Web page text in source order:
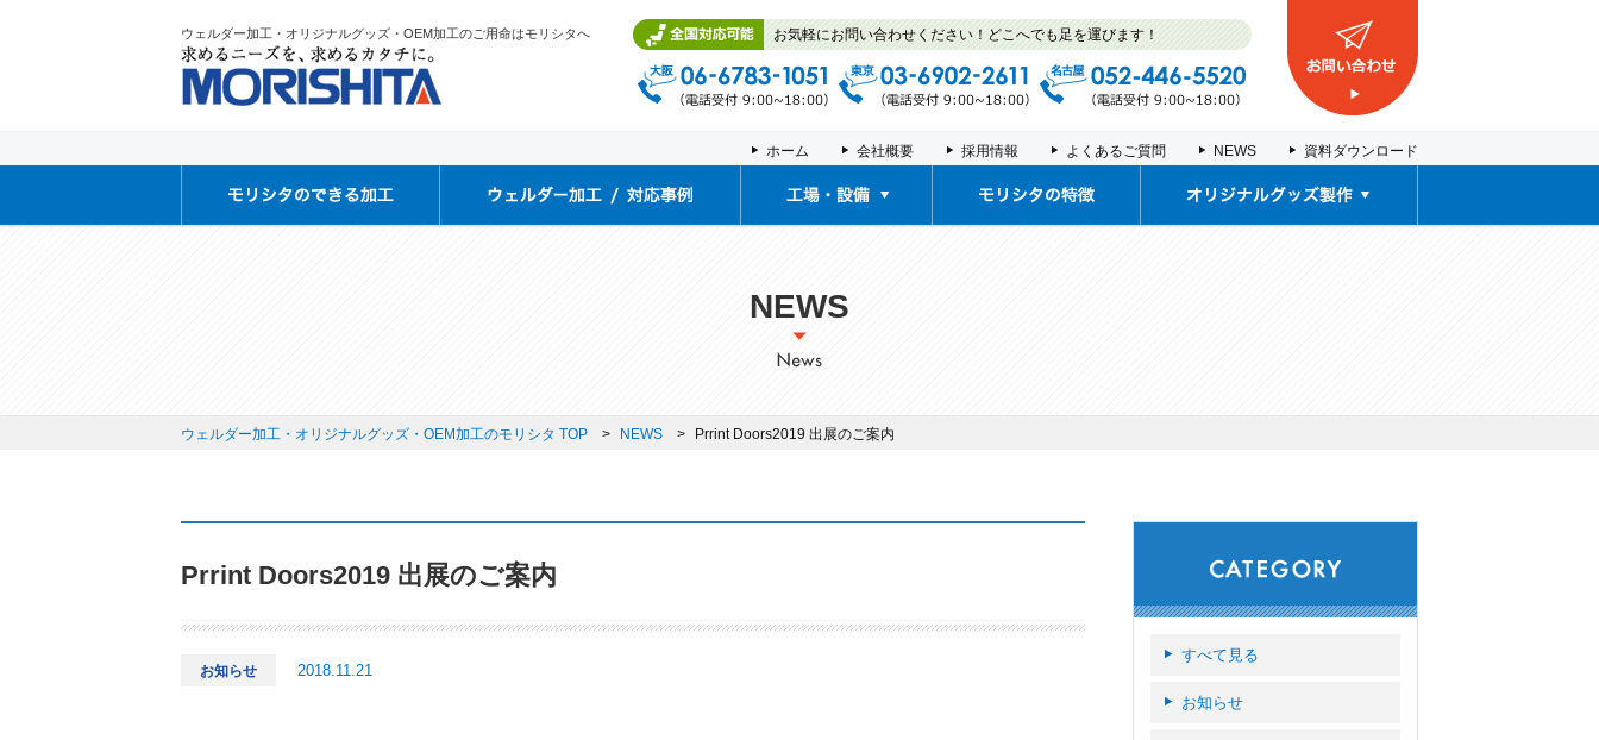
ウェルダー加工・オリジナルグッズ・OEM加工のご用命はモリシタへ お気軽にお問い合わせください！どこへでも足を運びます！
ホーム 会社概要 採用情報 よくあるご質問 NEWS 資料ダウンロード
NEWS
ウェルダー加工・オリジナルグッズ・OEM加工のモリシタ TOP NEWS Prrint Doors2019 出展のご案内
Prrint Doors2019 出展のご案内
お知らせ 2018.11.21
すべて見る
お知らせ